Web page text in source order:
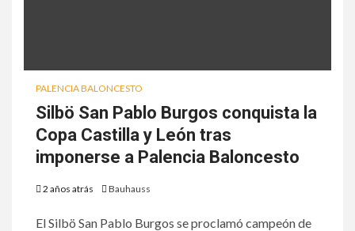
PALENCIA BALONCESTO
Silbö San Pablo Burgos conquista la
Copa Castilla y León tras
imponerse a Palencia Baloncesto
2 años atrás Bauhauss
El Silbö San Pablo Burgos se proclamó campeón de